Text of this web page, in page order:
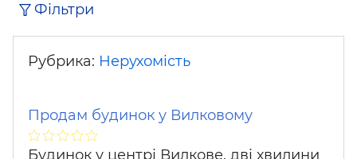
Фільтри
Рубрика: Нерухомість
Продам будинок у Вилковому
Будинок у центрі Вилкове, дві хвилини